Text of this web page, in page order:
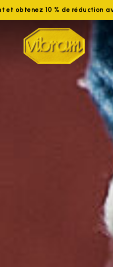
et obtenez 10 % de réduction